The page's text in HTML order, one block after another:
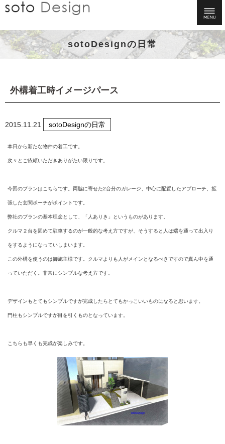
sotoDesignの日常
外構着工時イメージパース
2015.11.21 sotoDesignの日常
本日から新たな物件の着工です。
次々とご依頼いただきありがたい限りです。
今回のプランはこちらです。 両脇に寄せた2台分のガレージ、中心に配置したアプローチ、拡
張した玄関ポーチがポイントです。
弊社のプランの基本理念として、「人ありき」というものがあります。
クルマ２台を固めて駐車するのが一般的な考え方ですが、そうすると人は端を通って出入り
をするようになっていしまいます。
この外構を使うのは御施主様です。クルマよりも人がメインとなるべきですので真ん中を通
っていただく。非常にシンプルな考え方です。
デザインもとてもシンプルですが完成したらとてもかっこいいものになると思います。
門柱もシンプルですが目を引くものとなっています。
こちらも早くも完成が楽しみです。